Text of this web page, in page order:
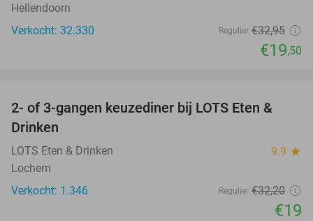
Hellendoorn
Verkocht: 32.330
Regulier €32,95
€19,50
41%
2- of 3-gangen keuzediner bij LOTS Eten &
Drinken
LOTS Eten & Drinken 9.9 star
Lochem
Verkocht: 1.346
Regulier €32,20
€19